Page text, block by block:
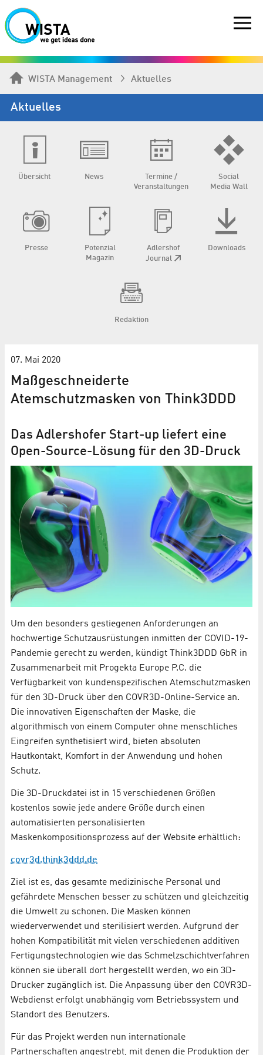
WISTA Management Aktuelles
Aktuelles
Übersicht News
Termine /
Veranstaltungen
Social
Media Wall
Presse
Potenzial
Magazin
Adlershof
Journal
Downloads
Redaktion
07. Mai 2020
Maßgeschneiderte
Atemschutzmasken von Think3DDD
Das Adlershofer Start-up liefert eine
Open-Source-Lösung für den 3D-Druck
Um den besonders gestiegenen Anforderungen an
hochwertige Schutzausrüstungen inmitten der COVID-19-
Pandemie gerecht zu werden, kündigt Think3DDD GbR in
Zusammenarbeit mit Progekta Europe P.C. die
Verfügbarkeit von kundenspezifischen Atemschutzmasken
für den 3D-Druck über den COVR3D-Online-Service an.
Die innovativen Eigenschaften der Maske, die
algorithmisch von einem Computer ohne menschliches
Eingreifen synthetisiert wird, bieten absoluten
Hautkontakt, Komfort in der Anwendung und hohen
Schutz.
Die 3D-Druckdatei ist in 15 verschiedenen Größen
kostenlos sowie jede andere Größe durch einen
automatisierten personalisierten
Maskenkompositionsprozess auf der Website erhältlich:
covr3d.think3ddd.de
Ziel ist es, das gesamte medizinische Personal und
gefährdete Menschen besser zu schützen und gleichzeitig
die Umwelt zu schonen. Die Masken können
wiederverwendet und sterilisiert werden. Aufgrund der
hohen Kompatibilität mit vielen verschiedenen additiven
Fertigungstechnologien wie das Schmelzschichtverfahren
können sie überall dort hergestellt werden, wo ein 3D-
Drucker zugänglich ist. Die Anpassung über den COVR3D-
Webdienst erfolgt unabhängig vom Betriebssystem und
Standort des Benutzers.
Für das Projekt werden nun internationale
Partnerschaften angestrebt, mit denen die Produktion der